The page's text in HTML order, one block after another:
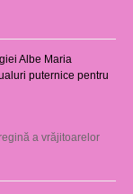
Albe Maria
puternice pentru
a vrăjitoarelor